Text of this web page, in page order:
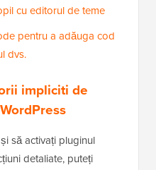
cu editorul de teme
pentru a adăuga cod
dvs.
impliciti de
să activați pluginul
detaliate, puteți